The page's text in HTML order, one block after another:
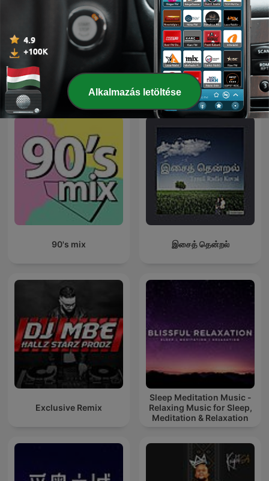
Dubstep Mafia Bass Connection
Nemzetközi Zenei témájú podcastok
90's mix இசைத் தென்றல்
Exclusive Remix
Sleep Meditation Music -
Relaxing Music for Sleep,
Meditation & Relaxation
Alkalmazás letöltése